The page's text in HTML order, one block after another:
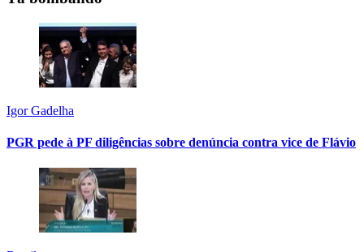
Igor Gadelha
PGR pede à PF diligências sobre denúncia contra vice de Flávio